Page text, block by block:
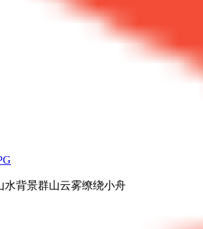
水背景群山云雾缭绕小舟